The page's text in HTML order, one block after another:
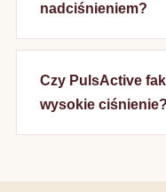
nadciśnieniem?
Czy PulsActive
wysokie ciśnienie?